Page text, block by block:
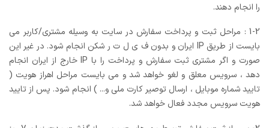
را انجام دهند.
1-2 : مراحل ثبت و پرداخت سفارش در سایت به وسیله مشتری/کاربر می
بایست از طریق IP ایران و بدون ف ی ل ت ر شکن انجام شود. در غیر این
صورت و اگر مشتری ثبت سفارش و پرداخت را با IP خارج از ایران انجام
دهد ، سرویس معلق و لغو خواهد شد و می بایست مراحل اهراز هویت (
تایید شماره موبایل ، ارسال توصیر کارت ملی و... ) انجام شود. پس از تایید
هویت سرویس مجدد فعال خواهد شد.